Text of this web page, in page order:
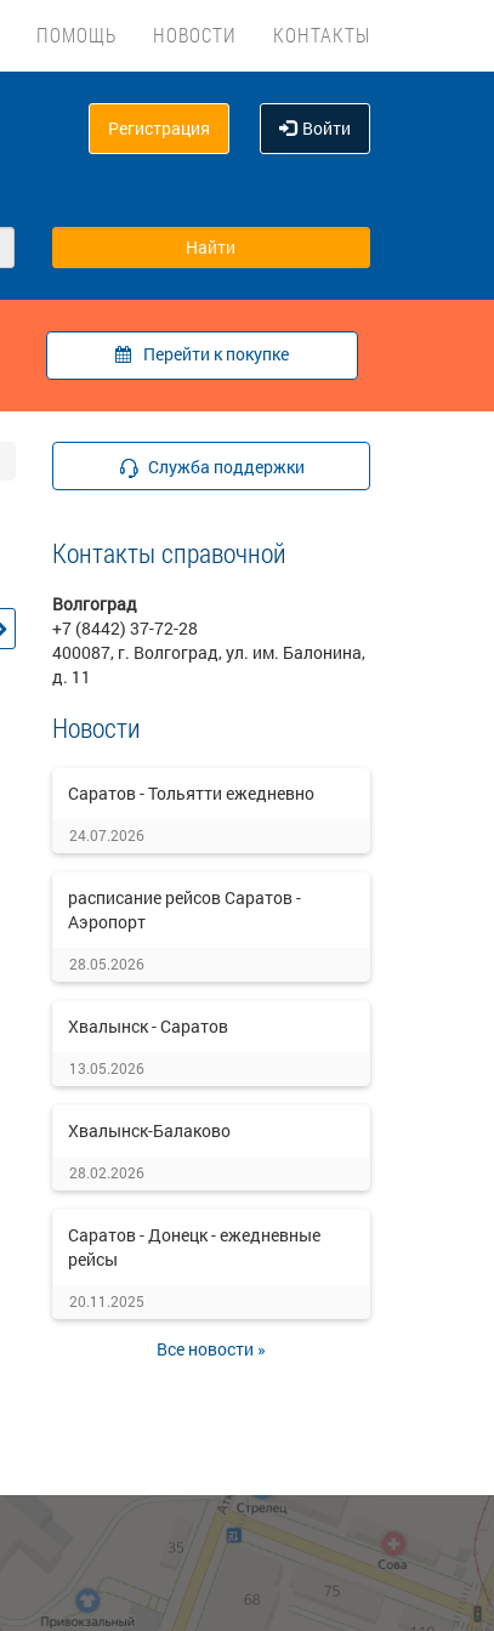
ПОМОЩЬ НОВОСТИ КОНТАКТЫ
Регистрация Войти
Перейти к покупке
Служба поддержки
Контакты справочной
Волгоград
+7 (8442) 37-72-28
400087, г. Волгоград, ул. им. Балонина,
д. 11
Новости
Саратов - Тольятти ежедневно
24.07.2026
расписание рейсов Саратов -
Аэропорт
28.05.2026
Хвалынск - Саратов
13.05.2026
Хвалынск-Балаково
28.02.2026
Саратов - Донецк - ежедневные
рейсы
20.11.2025
Все новости »